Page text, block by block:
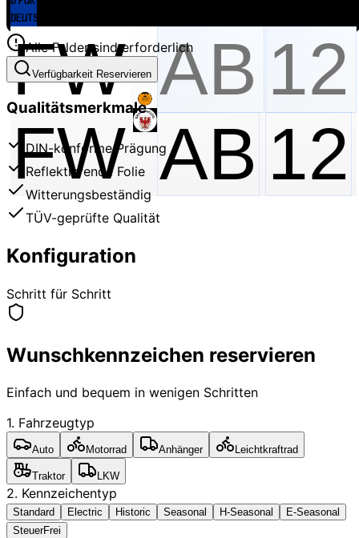
FW AB 12
Alle Felder sind erforderlich
Verfügbarkeit Reservieren
Qualitätsmerkmale
DIN-konforme Prägung
Reflektierende Folie
Witterungsbeständig
TÜV-geprüfte Qualität
Konfiguration
Schritt für Schritt
Wunschkennzeichen reservieren
Einfach und bequem in wenigen Schritten
1. Fahrzeugtyp
Auto Motorrad Anhänger Leichtkraftrad
Traktor LKW
2. Kennzeichentyp
Standard Electric Historic Seasonal H-Seasonal
E-Seasonal
SteuerFrei